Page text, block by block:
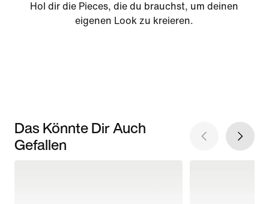
Hol dir die Pieces, die du brauchst, um deinen
eigenen Look zu kreieren.
Das Könnte Dir Auch
Gefallen